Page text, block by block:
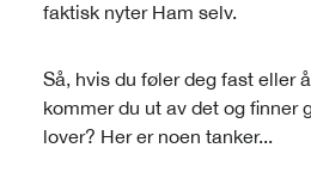
faktisk nyter Ham selv.
Så, hvis du føler deg fast eller
kommer du ut av det og finner
lover? Her er noen tanker...